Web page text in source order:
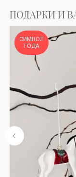
ПОДАРКИ И
СИМВОЛ
ГОДА